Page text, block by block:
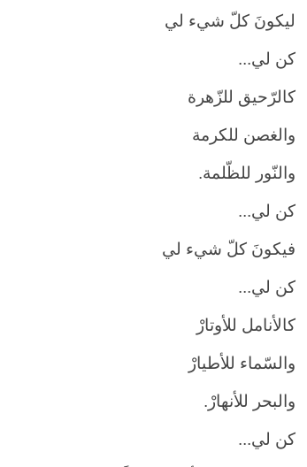
ليكونَ كلّ شيء لي
كن لي...
كالرّحيق للزّهرة
والغصن للكرمة
والنّور للظّلمة.
كن لي...
فيكونَ كلّ شيء لي
كن لي...
كالأنامل للأوتارْ
والسّماء للأطيارْ
والبحر للأنهارْ.
كن لي...